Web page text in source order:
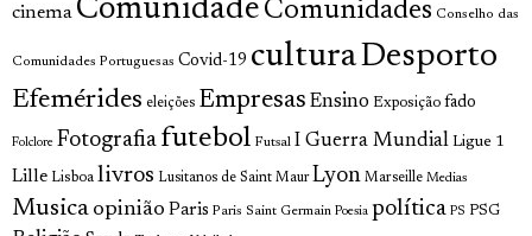
cinema Comunidade Comunidades Conselho das
Comunidades Portuguesas Covid-19 culturaDesporto
Efemérides eleições Empresas Ensino Exposição fado
Folclore Fotografia futebol Futsal I Guerra Mundial Ligue 1
Lille Lisboa livros Lusitanos de Saint Maur Lyon Marseille Medias
Musica opinião Paris Paris Saint Germain Poesia política PS PSG